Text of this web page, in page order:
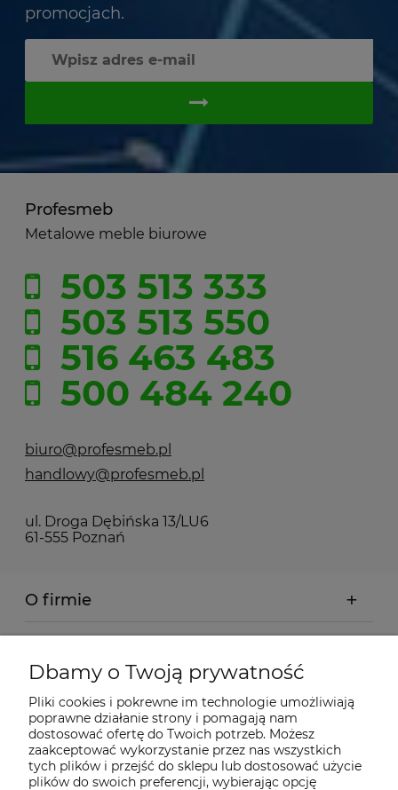
promocjach.
Profesmeb
Metalowe meble biurowe
503 513 333
503 513 550
516 463 483
500 484 240
biuro@profesmeb.pl
handlowy@profesmeb.pl
ul. Droga Dębińska 13/LU6
61-555 Poznań
O firmie
Moje konto
Regulamin
Dbamy o Twoją prywatność
Pliki cookies i pokrewne im technologie umożliwiają
poprawne działanie strony i pomagają nam
dostosować ofertę do Twoich potrzeb. Możesz
zaakceptować wykorzystanie przez nas wszystkich
tych plików i przejść do sklepu lub dostosować użycie
plików do swoich preferencji, wybierając opcję